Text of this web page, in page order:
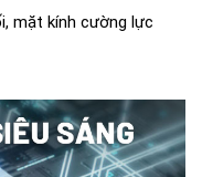
mặt kính cường lực